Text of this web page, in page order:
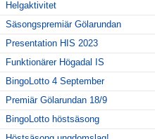
Helgaktivitet
Säsongspremiär Gölarundan
Presentation HIS 2023
Funktionärer Högadal IS
BingoLotto 4 September
Premiär Gölarundan 18/9
BingoLotto höstsäsong